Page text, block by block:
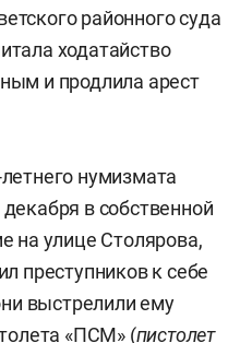
районного суда
ходатайство
и продлила арест
нумизмата
в собственной
на улице Столярова,
преступников к себе
выстрелили ему
«ПСМ» (пистолет